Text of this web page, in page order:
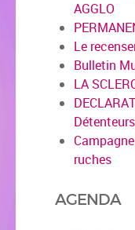
AGGLO
Le
Bulletin
LA
ruches
AGENDA